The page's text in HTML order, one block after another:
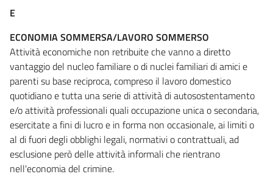
E
ECONOMIA SOMMERSA/LAVORO SOMMERSO
Attività economiche non retribuite che vanno a diretto
vantaggio del nucleo familiare o di nuclei familiari di amici e
parenti su base reciproca, compreso il lavoro domestico
quotidiano e tutta una serie di attività di autosostentamento
e/o attività professionali quali occupazione unica o secondaria,
esercitate a fini di lucro e in forma non occasionale, ai limiti o
al di fuori degli obblighi legali, normativi o contrattuali, ad
esclusione però delle attività informali che rientrano
nell'economia del crimine.